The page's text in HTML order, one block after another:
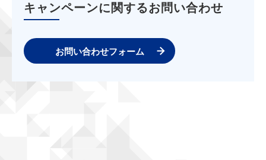
キャンペーンに関するお問い合わせ
お問い合わせフォーム